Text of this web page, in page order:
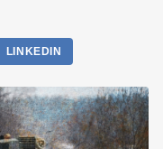
LINKEDIN